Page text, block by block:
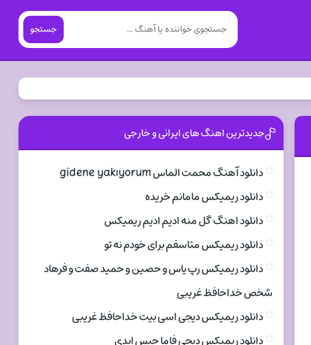
جستجو
جدیدترین اهنگ های ایرانی و خارجی
دانلود آهنگ محمت الماس gidene yakıyorum
دانلود ریمیکس مامانم خریده
دانلود اهنگ گل منه ادیم ادیم ریمیکس
دانلود ریمیکس متاسفم برای خودم نه تو
دانلود ریمیکس رپ یاس و حصین و حمید صفت و فرهاد
شخص خداحافظ غریبی
دانلود ریمیکس دیجی اسی بیت خداحافظ غریبی
دانلود ریمیکس دیجی فاما حبس ابدی